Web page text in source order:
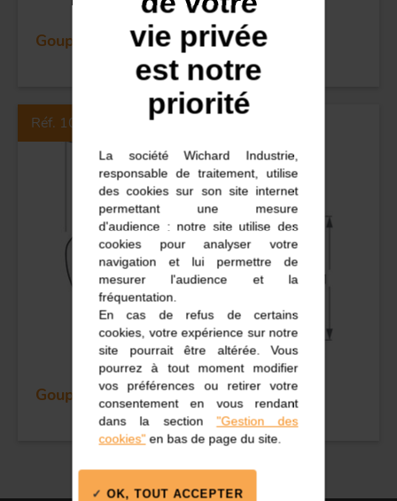
Goupille - Clip - Inox - Dia 7,5
Réf. 105GC
Goupille - Clip - Inox - Dia 10,5
vie privée
est notre
priorité
La société Wichard Industrie,
responsable de traitement, utilise
des cookies sur son site internet
permettant une mesure
d'audience : notre site utilise des
cookies pour analyser votre
navigation et lui permettre de
mesurer l'audience et la
fréquentation.
En cas de refus de certains
cookies, votre expérience sur notre
site pourrait être altérée. Vous
pourrez à tout moment modifier
vos préférences ou retirer votre
consentement en vous rendant
dans la section"Gestion des
cookies"en bas de page du site.
OK, TOUT ACCEPTER